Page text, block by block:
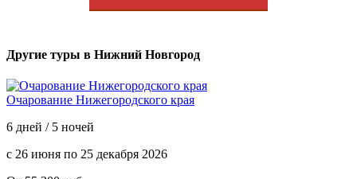
Другие туры в Нижний Новгород
Очарование Нижегородского края
6 дней / 5 ночей
с 26 июня по 25 декабря 2026